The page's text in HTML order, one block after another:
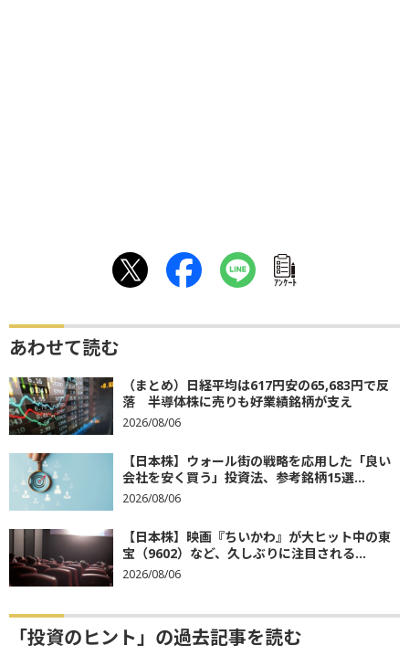
ｱﾝｹｰﾄ
あわせて読む
（まとめ）日経平均は617円安の65,683円で反
落 半導体株に売りも好業績銘柄が支え
2026/08/06
【日本株】ウォール街の戦略を応用した「良い
会社を安く買う」投資法、参考銘柄15選...
2026/08/06
【日本株】映画『ちいかわ』が大ヒット中の東
宝（9602）など、久しぶりに注目される...
2026/08/06
「投資のヒント」の過去記事を読む